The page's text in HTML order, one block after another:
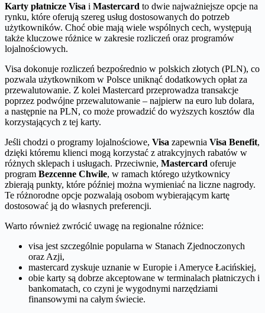
Karty płatnicze Visa i Mastercard to dwie najważniejsze opcje na
rynku, które oferują szereg usług dostosowanych do potrzeb
użytkowników. Choć obie mają wiele wspólnych cech, występują
także kluczowe różnice w zakresie rozliczeń oraz programów
lojalnościowych.
Visa dokonuje rozliczeń bezpośrednio w polskich złotych (PLN), co
pozwala użytkownikom w Polsce uniknąć dodatkowych opłat za
przewalutowanie. Z kolei Mastercard przeprowadza transakcje
poprzez podwójne przewalutowanie – najpierw na euro lub dolara,
a następnie na PLN, co może prowadzić do wyższych kosztów dla
korzystających z tej karty.
Jeśli chodzi o programy lojalnościowe, Visa zapewnia Visa Benefit,
dzięki któremu klienci mogą korzystać z atrakcyjnych rabatów w
różnych sklepach i usługach. Przeciwnie, Mastercard oferuje
program Bezcenne Chwile, w ramach którego użytkownicy
zbierają punkty, które później można wymieniać na liczne nagrody.
Te różnorodne opcje pozwalają osobom wybierającym kartę
dostosować ją do własnych preferencji.
Warto również zwrócić uwagę na regionalne różnice:
visa jest szczególnie popularna w Stanach Zjednoczonych
oraz Azji,
mastercard zyskuje uznanie w Europie i Ameryce Łacińskiej,
obie karty są dobrze akceptowane w terminalach płatniczych i
bankomatach, co czyni je wygodnymi narzędziami
finansowymi na całym świecie.